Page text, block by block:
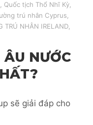
Quốc tịch Thổ Nhĩ Kỳ
trú nhân Cyprus
TRÚ NHÂN IRELAND
NƯỚC
sẽ giải đáp cho